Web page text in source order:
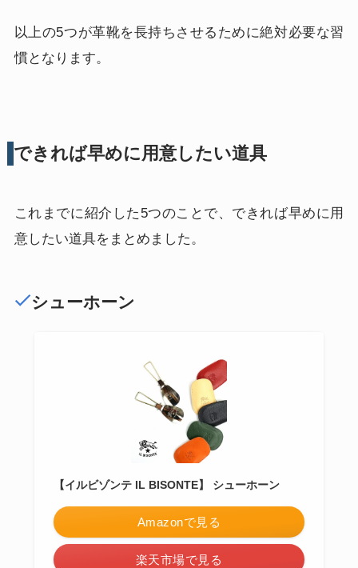
以上の5つが革靴を長持ちさせるために絶対必要な習
慣となります。
できれば早めに用意したい道具
これまでに紹介した5つのことで、できれば早めに用
意したい道具をまとめました。
シューホーン
【イルビゾンテ IL BISONTE】 シューホーン
Amazonで見る
楽天市場で見る